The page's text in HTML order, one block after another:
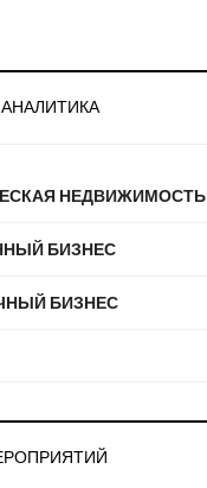
НЕДВИЖИМОСТЬ
БИЗНЕС
БИЗНЕС